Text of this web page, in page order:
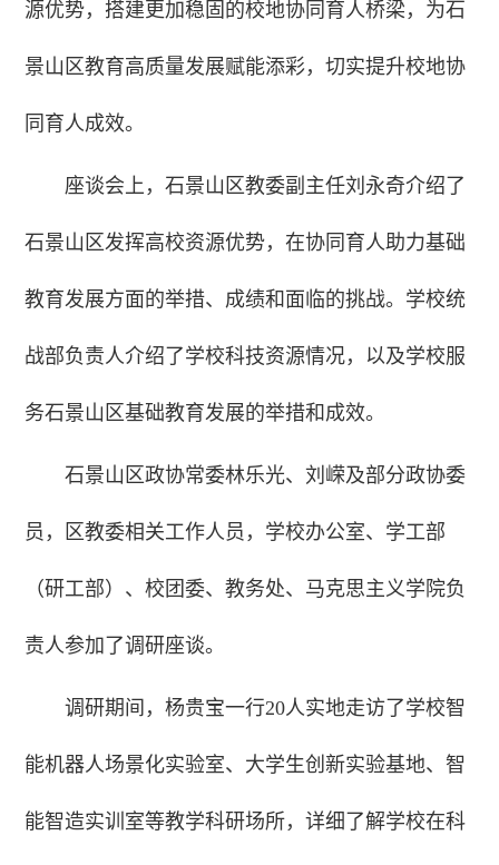
源优势，搭建更加稳固的校地协同育人桥梁，为石
景山区教育高质量发展赋能添彩，切实提升校地协
同育人成效。
座谈会上，石景山区教委副主任刘永奇介绍了
石景山区发挥高校资源优势，在协同育人助力基础
教育发展方面的举措、成绩和面临的挑战。学校统
战部负责人介绍了学校科技资源情况，以及学校服
务石景山区基础教育发展的举措和成效。
石景山区政协常委林乐光、刘嵘及部分政协委
员，区教委相关工作人员，学校办公室、学工部
（研工部）、校团委、教务处、马克思主义学院负
责人参加了调研座谈。
调研期间，杨贵宝一行20人实地走访了学校智
能机器人场景化实验室、大学生创新实验基地、智
能智造实训室等教学科研场所，详细了解学校在科